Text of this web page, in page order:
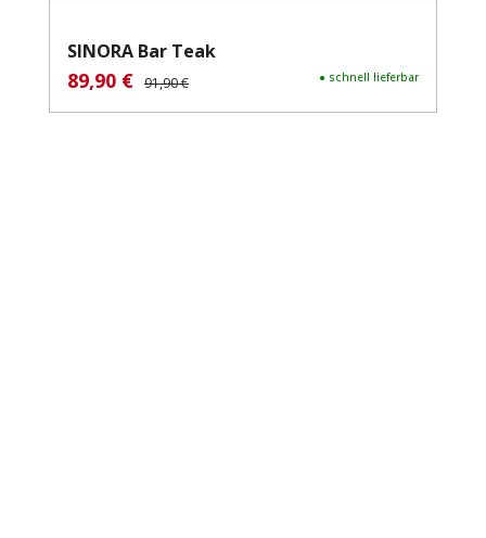
SINORA Bar Teak
Verkaufspreis:
89,90 € Regulärer Preis:
91,90 € ● schnell lieferbar